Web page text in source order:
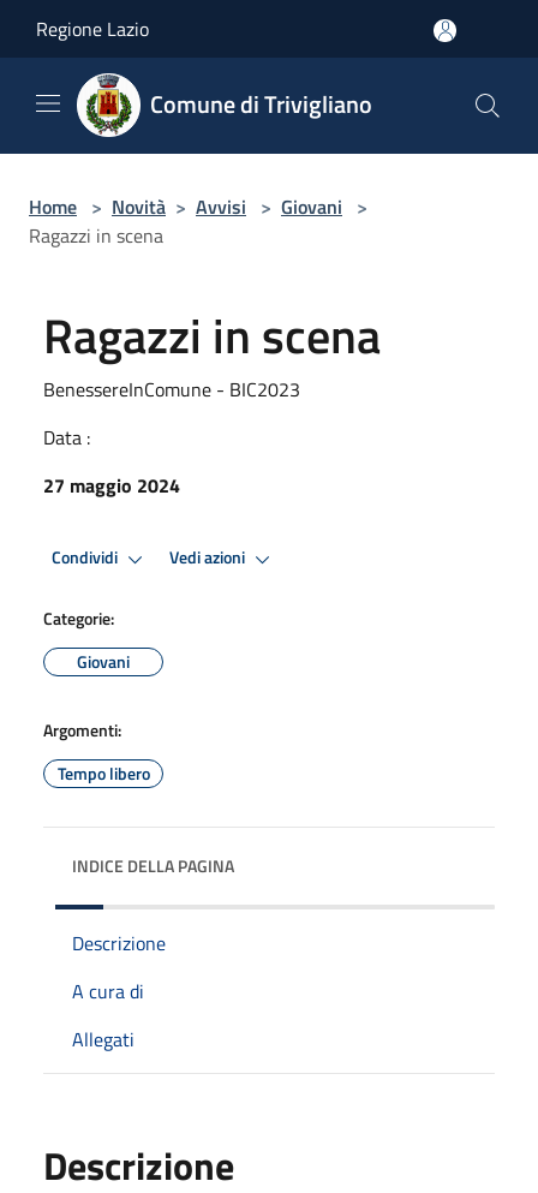
Regione Lazio
Comune di Trivigliano
Home > Novità > Avvisi > Giovani >
Ragazzi in scena
Ragazzi in scena
BenessereInComune - BIC2023
Data :
27 maggio 2024
Condividi Vedi azioni
Categorie:
Giovani
Argomenti:
Tempo libero
INDICE DELLA PAGINA
Descrizione
A cura di
Allegati
Descrizione